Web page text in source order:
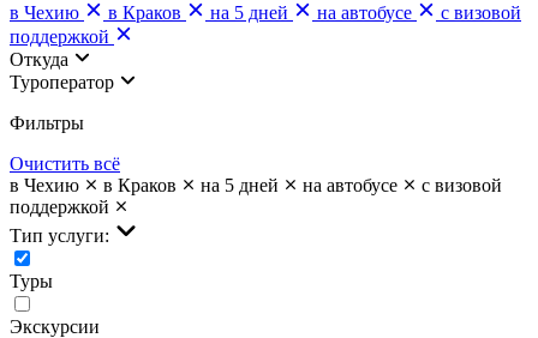
в Чехию
в Краков на 5 дней на автобусе
с визовой
поддержкой
Откуда
Туроператор
Фильтры
Очистить всё
в Чехию
в Краков на 5 дней на автобусе
с визовой
поддержкой
Тип услуги:
Туры
Экскурсии